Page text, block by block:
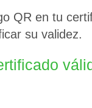
QR en tu
su validez.